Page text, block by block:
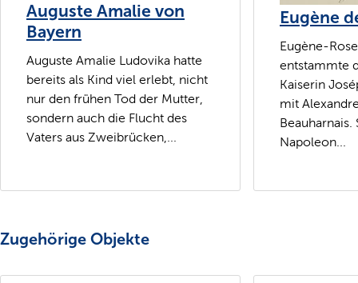
Auguste Amalie von
Bayern
Auguste Amalie Ludovika hatte
bereits als Kind viel erlebt, nicht
nur den frühen Tod der Mutter,
sondern auch die Flucht des
Vaters aus Zweibrücken,...
Eugène
Eugène-
entstammte
Kaiserin
mit
Beauharnais.
Napoleon...
Zugehörige Objekte